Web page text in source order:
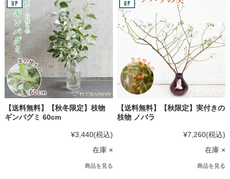
【送料無料】【秋冬限定】枝物
ギンバグミ 60cm
¥3,440(税込)
在庫 ×
商品を見る
【送料無料】【秋限定】実付きの
枝物 ノバラ
¥7,260(税込)
在庫 ×
商品を見る